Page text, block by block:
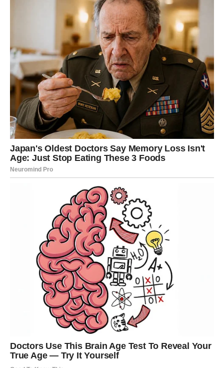
Kada je reč o njegovom profesionalnom kredibilitetu,
Marko Ivas je postao simbol ozbiljnog novinarstva u
vremenu kada se medijska scena sve više suočava sa
izazovima senzacionalizma i površnosti. Njegova
prisutnost u najvažnijim informativnim emisijama, kao što
su “Jutarnji program” i “Oko”, jasno ukazuje na njegovu
stručnost, ali i na poverenje koje su mu ukazali urednici i
gledaoci. Njegova sposobnost da ostane smiren i
objektivan, iako je suočen sa najvišim političkim
ličnostima, dodatno povećava njegov kredibilitet u
javnosti.